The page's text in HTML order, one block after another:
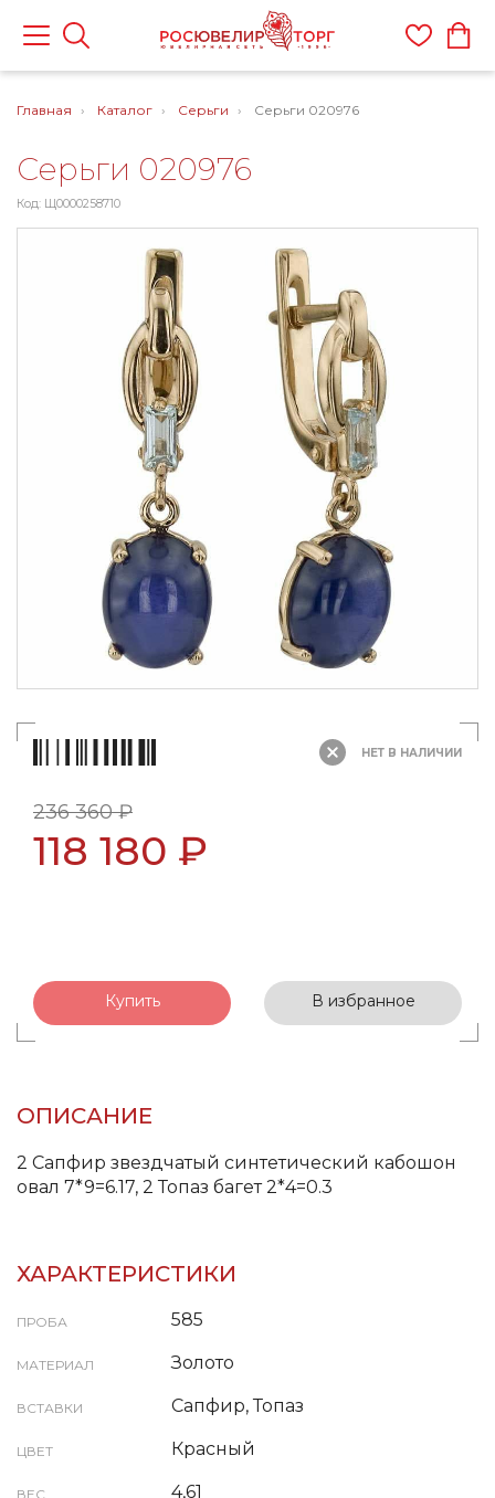
Главная Каталог Серьги Серьги 020976
Серьги 020976
Код: Щ0000258710
НЕТ В НАЛИЧИИ
236 360 ₽
118 180 ₽
Купить В избранное
ОПИСАНИЕ
2 Сапфир звездчатый синтетический кабошон
овал 7*9=6.17, 2 Топаз багет 2*4=0.3
ХАРАКТЕРИСТИКИ
ПРОБА 585
МАТЕРИАЛ Золото
ВСТАВКИ Сапфир, Топаз
ЦВЕТ Красный
ВЕС 4,61